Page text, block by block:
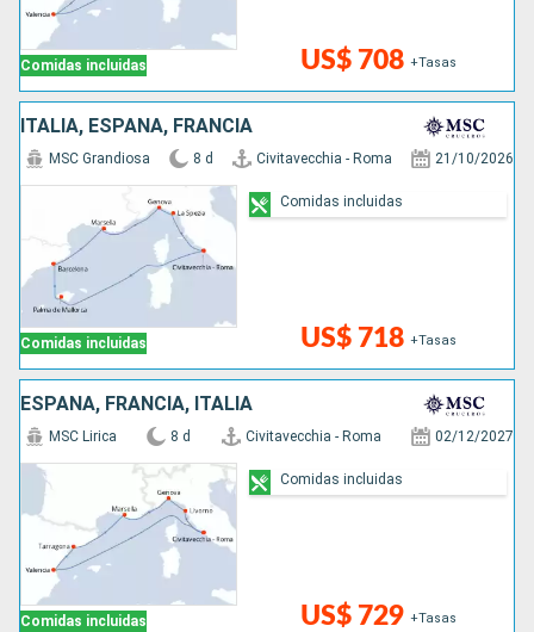
Comidas incluidas US$ 708 +Tasas
ITALIA, ESPAÑA, FRANCIA
Comidas incluidas
MSC Grandiosa 8 d Civitavecchia - Roma 21/10/2026
US$ 718 +Tasas
Comidas incluidas
ESPAÑA, FRANCIA, ITALIA
Comidas incluidas
MSC Lirica 8 d Civitavecchia - Roma 02/12/2027
US$ 729 +Tasas
Comidas incluidas